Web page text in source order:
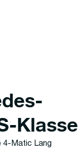
Klasse
4-Matic Lang